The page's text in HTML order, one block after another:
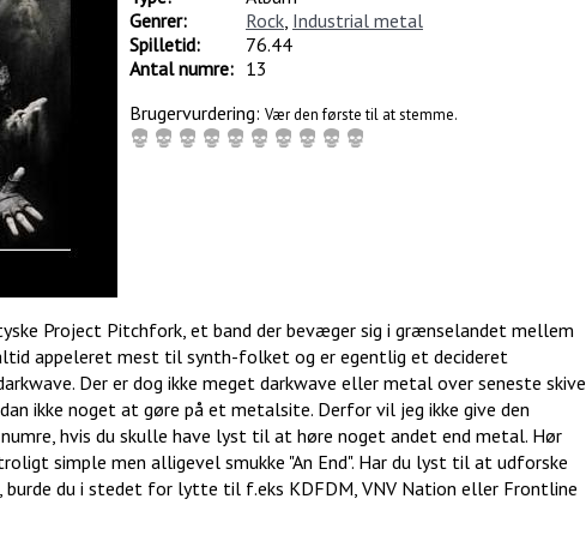
Genrer:
Rock, Industrial metal
Spilletid:
76.44
Antal numre: 13
Brugervurdering: Vær den første til at stemme.
Project Pitchfork, et band der bevæger sig i grænselandet mellem
appeleret mest til synth-folket og er egentlig et decideret
Der er dog ikke meget darkwave eller metal over seneste skive
ikke noget at gøre på et metalsite. Derfor vil jeg ikke give den
hvis du skulle have lyst til at høre noget andet end metal. Hør
simple men alligevel smukke "An End". Har du lyst til at udforske
du i stedet for lytte til f.eks KDFDM, VNV Nation eller Frontline